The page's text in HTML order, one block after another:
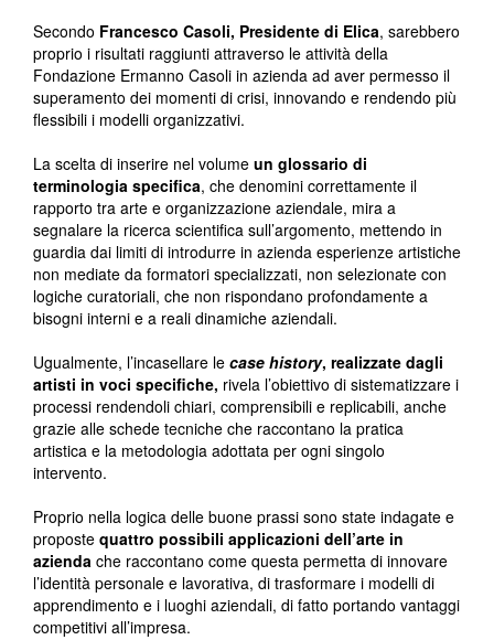
Secondo Francesco Casoli, Presidente di Elica, sarebbero
proprio i risultati raggiunti attraverso le attività della
Fondazione Ermanno Casoli in azienda ad aver permesso il
superamento dei momenti di crisi, innovando e rendendo più
flessibili i modelli organizzativi.
La scelta di inserire nel volume un glossario di
terminologia specifica, che denomini correttamente il
rapporto tra arte e organizzazione aziendale, mira a
segnalare la ricerca scientifica sull’argomento, mettendo in
guardia dai limiti di introdurre in azienda esperienze artistiche
non mediate da formatori specializzati, non selezionate con
logiche curatoriali, che non rispondano profondamente a
bisogni interni e a reali dinamiche aziendali.
Ugualmente, l’incasellare le case history, realizzate dagli
artisti in voci specifiche, rivela l’obiettivo di sistematizzare i
processi rendendoli chiari, comprensibili e replicabili, anche
grazie alle schede tecniche che raccontano la pratica
artistica e la metodologia adottata per ogni singolo
intervento.
Proprio nella logica delle buone prassi sono state indagate e
proposte quattro possibili applicazioni dell’arte in
azienda che raccontano come questa permetta di innovare
l’identità personale e lavorativa, di trasformare i modelli di
apprendimento e i luoghi aziendali, di fatto portando vantaggi
competitivi all’impresa.